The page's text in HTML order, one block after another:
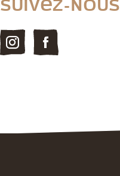
Suivez-nous